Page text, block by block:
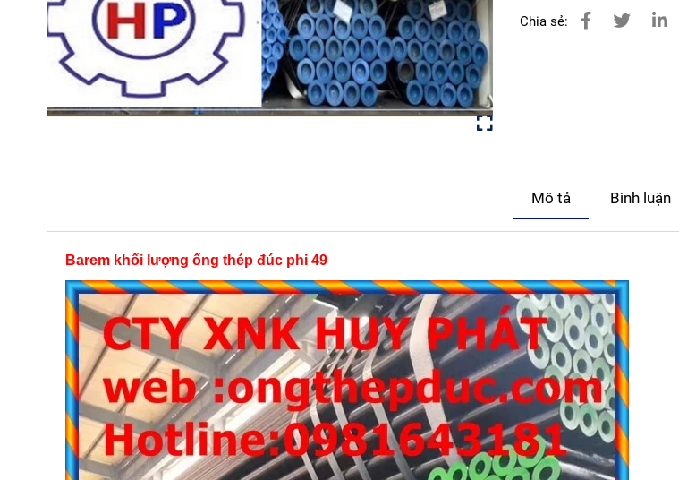
Chia sẻ:
Mô tả Bình luận
Barem khối lượng ống thép đúc phi 49